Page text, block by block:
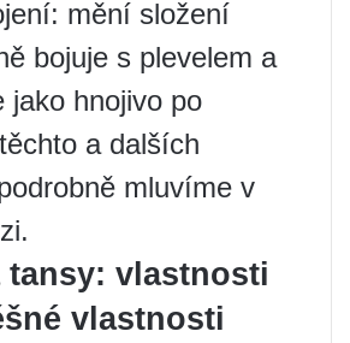
mění složení
bojuje s plevelem a
jako hnojivo po
a dalších
mluvíme v
tansy: vlastnosti
vlastnosti